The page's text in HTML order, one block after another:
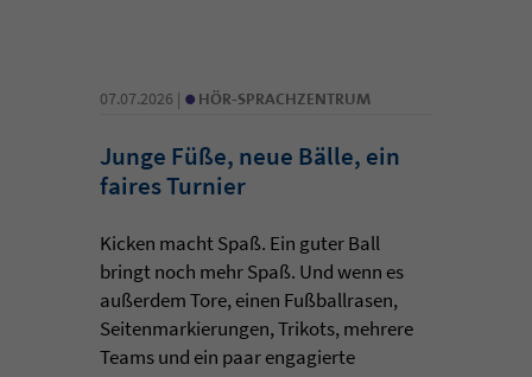
07.07.2026 | • HÖR-SPRACHZENTRUM
Junge Füße, neue Bälle, ein
faires Turnier
Kicken macht Spaß. Ein guter Ball
bringt noch mehr Spaß. Und wenn es
außerdem Tore, einen Fußballrasen,
Seitenmarkierungen, Trikots, mehrere
Teams und ein paar engagierte